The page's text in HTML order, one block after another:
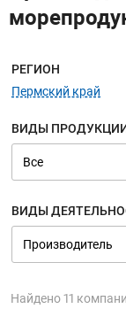
Меню
РЕГИОН
Пермский край
ВИДЫ
ВИДЫ
Найдено 11